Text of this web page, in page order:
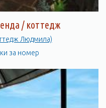
/ коттедж
Людмила)
за номер